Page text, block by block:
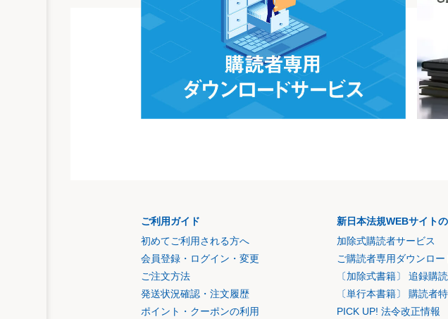
ご利用ガイド
初めてご利用される方へ
会員登録・ログイン・変更
ご注文方法
発送状況確認・注文履歴
ポイント・クーポンの利用
新日本法規WEBサイト
加除式購読者サービス
ご購読者専用ダウンロー
〔加除式書籍〕 追録購
〔単行本書籍〕 購読者
PICK UP! 法令改正情報